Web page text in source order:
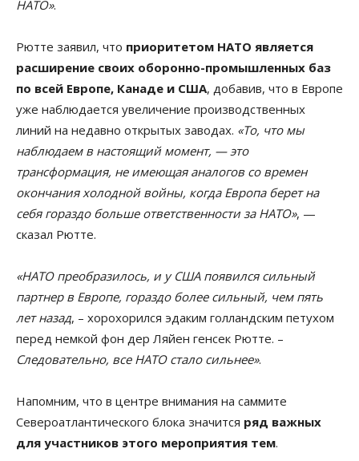
НАТО».
Рютте заявил, что приоритетом НАТО является
расширение своих оборонно-промышленных баз
по всей Европе, Канаде и США, добавив, что в Европе
уже наблюдается увеличение производственных
линий на недавно открытых заводах. «То, что мы
наблюдаем в настоящий момент, — это
трансформация, не имеющая аналогов со времен
окончания холодной войны, когда Европа берет на
себя гораздо больше ответственности за НАТО», —
сказал Рютте.
«НАТО преобразилось, и у США появился сильный
партнер в Европе, гораздо более сильный, чем пять
лет назад, – хорохорился эдаким голландским петухом
перед немкой фон дер Ляйен генсек Рютте. –
Следовательно, все НАТО стало сильнее».
Напомним, что в центре внимания на саммите
Североатлантического блока значится ряд важных
для участников этого мероприятия тем.